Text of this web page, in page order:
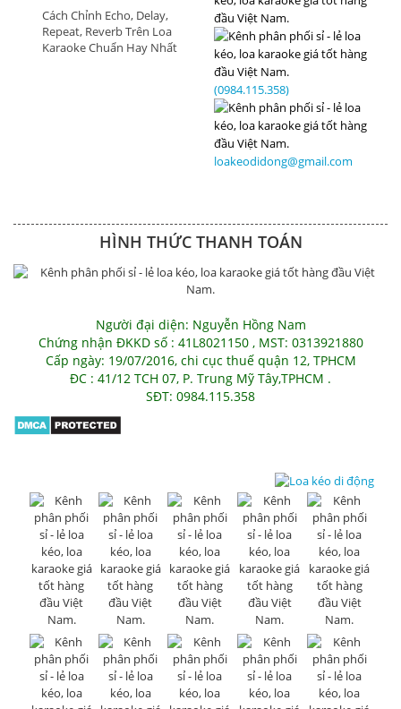
Cách Chỉnh Echo, Delay,
Repeat, Reverb Trên Loa
Karaoke Chuẩn Hay Nhất
(0984.115.358)
loakeodidong@gmail.com
HÌNH THỨC THANH TOÁN
Người đại diện: Nguyễn Hồng Nam
Chứng nhận ĐKKD số : 41L8021150 , MST: 0313921880
Cấp ngày: 19/07/2016, chi cục thuế quận 12, TPHCM
ĐC : 41/12 TCH 07, P. Trung Mỹ Tây,TPHCM .
SĐT: 0984.115.358